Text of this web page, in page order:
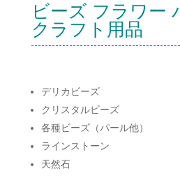
ビーズ フラワー
クラフト用品
デリカビーズ
クリスタルビーズ
各種ビーズ（パール他）
ラインストーン
天然石